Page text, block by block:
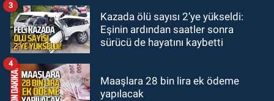
GÜNDEM
10:06
Bartın ve Düzce tehdit altında
Kazada ölü sayısı 2’ye yükseldi:
Eşinin ardından saatler sonra
sürücü de hayatını kaybetti
3
Maaşlara 28 bin lira ek ödeme
yapılacak
4